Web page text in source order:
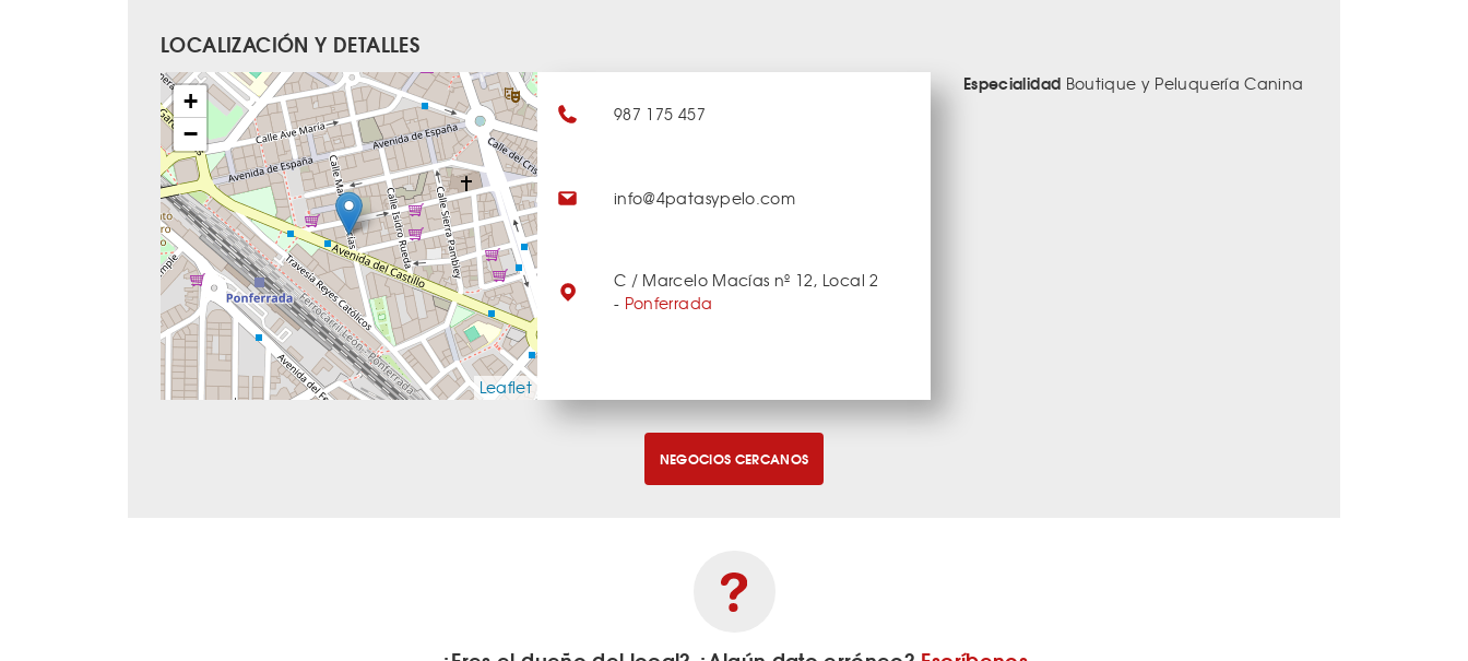
LOCALIZACIÓN Y DETALLES
+
−
Leaflet
987 175 457
info@4patasypelo.com
C / Marcelo Macías nº 12, Local 2
- Ponferrada
Especialidad Boutique y Peluquería Canina
NEGOCIOS CERCANOS